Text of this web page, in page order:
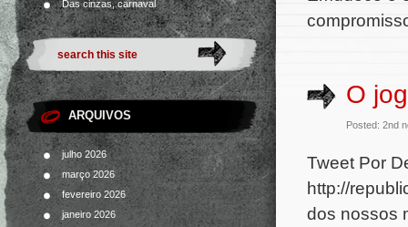
Das cinzas, carnaval
ARQUIVOS
julho 2026
março 2026
fevereiro 2026
janeiro 2026
O
Posted: 2nd
Tweet Por
http://
dos nossos